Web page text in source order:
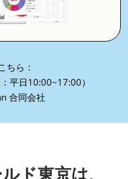
ちら：
平日10:00~17:00）
合同会社
ド東京は、